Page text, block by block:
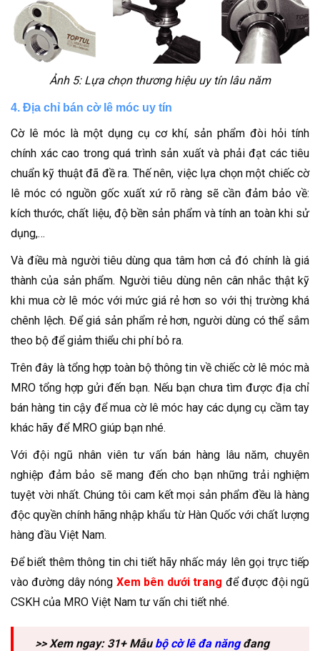
Ảnh 5: Lựa chọn thương hiệu uy tín lâu năm
4. Địa chỉ bán cờ lê móc uy tín
Cờ lê móc là một dụng cụ cơ khí, sản phẩm đòi hỏi tính
chính xác cao trong quá trình sản xuất và phải đạt các tiêu
chuẩn kỹ thuật đã đề ra. Thế nên, việc lựa chọn một chiếc cờ
lê móc có nguồn gốc xuất xứ rõ ràng sẽ cần đảm bảo về:
kích thước, chất liệu, độ bền sản phẩm và tính an toàn khi sử
dụng,…
Và điều mà người tiêu dùng qua tâm hơn cả đó chính là giá
thành của sản phẩm. Người tiêu dùng nên cân nhắc thật kỹ
khi mua cờ lê móc với mức giá rẻ hơn so với thị trường khá
chênh lệch. Để giá sản phẩm rẻ hơn, người dùng có thể sắm
theo bộ để giảm thiểu chi phí bỏ ra.
Trên đây là tổng hợp toàn bộ thông tin về chiếc cờ lê móc mà
MRO tổng hợp gửi đến bạn. Nếu bạn chưa tìm được địa chỉ
bán hàng tin cậy để mua cờ lê móc hay các dụng cụ cầm tay
khác hãy để MRO giúp bạn nhé.
Với đội ngũ nhân viên tư vấn bán hàng lâu năm, chuyên
nghiệp đảm bảo sẽ mang đến cho bạn những trải nghiệm
tuyệt vời nhất. Chúng tôi cam kết mọi sản phẩm đều là hàng
độc quyền chính hãng nhập khẩu từ Hàn Quốc với chất lượng
hàng đầu Việt Nam.
Để biết thêm thông tin chi tiết hãy nhấc máy lên gọi trực tiếp
vào đường dây nóng Xem bên dưới trang để được đội ngũ
CSKH của MRO Việt Nam tư vấn chi tiết nhé.
>> Xem ngay: 31+ Mẫu bộ cờ lê đa năngđang